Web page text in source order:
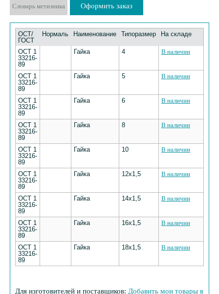
Словарь метизника Оформить заказ
ОСТ/
ГОСТ
Нормаль Наименование Типоразмер На складе
ОСТ 1
33216-
89
Гайка 4 В наличии
ОСТ 1
33216-
89
Гайка 5 В наличии
ОСТ 1
33216-
89
Гайка 6 В наличии
ОСТ 1
33216-
89
Гайка 8 В наличии
ОСТ 1
33216-
89
Гайка 10 В наличии
ОСТ 1
33216-
89
Гайка 12х1,5 В наличии
ОСТ 1
33216-
89
Гайка 14х1,5 В наличии
ОСТ 1
33216-
89
Гайка 16х1,5 В наличии
ОСТ 1
33216-
89
Гайка 18х1,5 В наличии
Для изготовителей и поставщиков: Добавить мои товары в